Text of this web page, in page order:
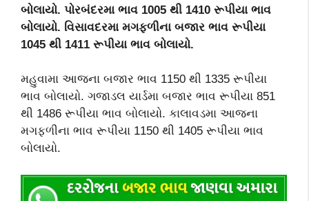
બોલાયો. પોરબંદરમા ભાવ 1005 થી 1410 રૂપીયા ભાવ
બોલાયો. વિસાવદરમા મગફળીના બજાર ભાવ રૂપીયા
1045 થી 1411 રૂપીયા ભાવ બોલાયો.
મહુવામા આજના બજાર ભાવ 1150 થી 1335 રૂપીયા
ભાવ બોલાયો. ગજાડલ યાર્ડમા બજાર ભાવ રૂપીયા 851
થી 1486 રૂપીયા ભાવ બોલાયો. કાલાવડમા આજના
મગફળીના ભાવ રૂપીયા 1150 થી 1405 રૂપીયા ભાવ
બોલાયો.